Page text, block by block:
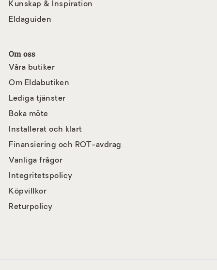
Kunskap & Inspiration
Eldaguiden
Om oss
Våra butiker
Om Eldabutiken
Lediga tjänster
Boka möte
Installerat och klart
Finansiering och ROT-avdrag
Vanliga frågor
Integritetspolicy
Köpvillkor
Returpolicy